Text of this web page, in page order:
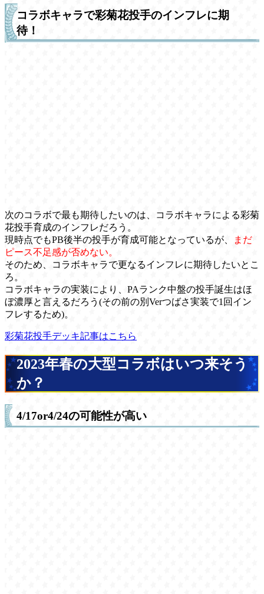
コラボキャラで彩菊花投手のインフレに期
待！
次のコラボで最も期待したいのは、コラボキャラによる彩菊
花投手育成のインフレだろう。
現時点でもPB後半の投手が育成可能となっているが、
まだ
ピース不足感が否めない。
そのため、コラボキャラで更なるインフレに期待したいとこ
ろ。
コラボキャラの実装により、PAランク中盤の投手誕生はほ
ぼ濃厚と言えるだろう(その前の別Verつばさ実装で1回イン
フレするため)。
彩菊花投手デッキ記事はこちら
2023年春の大型コラボはいつ来そう
か？
4/17or4/24の可能性が高い